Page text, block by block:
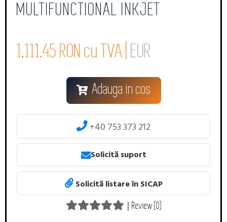
MULTIFUNCTIONAL INKJET
1,111.45 RON cu TVA | EUR
Adauga in cos
+40 753 373 212
Solicită suport
Solicită listare în SICAP
| Review (0)